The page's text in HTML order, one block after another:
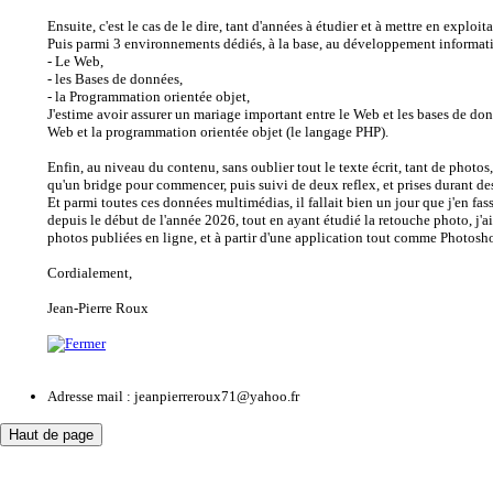
Ensuite, c'est le cas de le dire, tant d'années à étudier et à mettre en
Puis parmi 3 environnements dédiés, à la base, au développement
- Le Web,
- les Bases de données,
- la Programmation orientée objet,
J'estime avoir assurer un mariage important entre le Web et les bases de
Web et la programmation orientée objet (le langage PHP).
Enfin, au niveau du contenu, sans oublier tout le texte écrit, tant de
qu'un bridge pour commencer, puis suivi de deux reflex, et prises durant
Et parmi toutes ces données multimédias, il fallait bien un jour que j'en
depuis le début de l'année 2026, tout en ayant étudié la retouche photo,
photos publiées en ligne, et à partir d'une application tout comme
Cordialement,
Jean-Pierre Roux
Adresse mail : jeanpierreroux71@yahoo.fr
Haut de page